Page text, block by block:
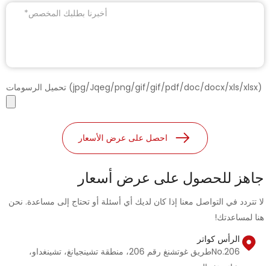
تحميل الرسومات (jpg/Jqeg/png/gif/gif/pdf/doc/docx/xls/xlsx)
احصل على عرض الأسعار
جاهز للحصول على عرض أسعار
لا تتردد في التواصل معنا إذا كان لديك أي أسئلة أو تحتاج إلى مساعدة. نحن
هنا لمساعدتك!
الرأس كواتر
No.206طريق غوتشنغ رقم 206، منطقة تشينجيانغ، تشينغداو،